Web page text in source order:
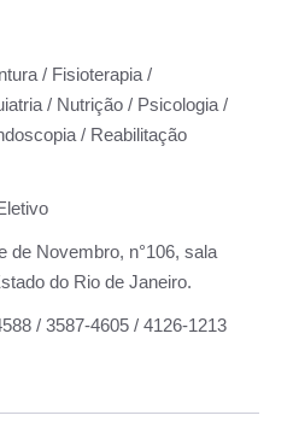
/ Fisioterapia /
/ Nutrição / Psicologia /
/ Reabilitação
de Novembro, n°106, sala
do Rio de Janeiro.
/ 3587-4605 / 4126-1213